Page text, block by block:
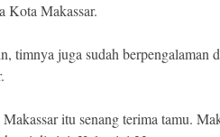
Kota Makassar.
timnya juga sudah berpengalaman
itu senang terima tamu.